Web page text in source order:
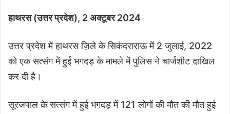
हाथरस (उत्तर प्रदेश), 2 अक्टूबर 2024
उत्तर प्रदेश में हाथरस ज़िले के सिकंदराराऊ में 2 जुलाई, 2022
को एक सत्संग में हुई भगदड़ के मामले में पुलिस ने चार्जशीट दाखिल
कर दी है।
सूरजपाल के सत्संग में हुई भगदड़ में 121 लोगों की मौत की मौत हुई